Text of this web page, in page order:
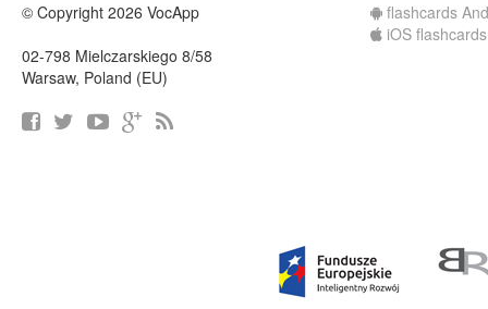
© Copyright 2026 VocApp
02-798 Mielczarskiego 8/58
Warsaw, Poland (EU)
flashcards
iOS flashcards